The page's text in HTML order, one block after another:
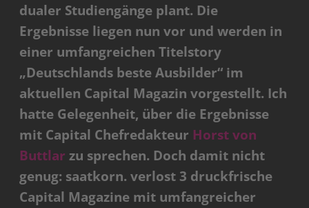
dualer Studiengänge plant. Die
Ergebnisse liegen nun vor und werden in
einer umfangreichen Titelstory
„Deutschlands beste Ausbilder“ im
aktuellen Capital Magazin vorgestellt. Ich
hatte Gelegenheit, über die Ergebnisse
mit Capital Chefredakteur Horst von
Buttlar zu sprechen. Doch damit nicht
genug: saatkorn. verlost 3 druckfrische
Capital Magazine mit umfangreicher